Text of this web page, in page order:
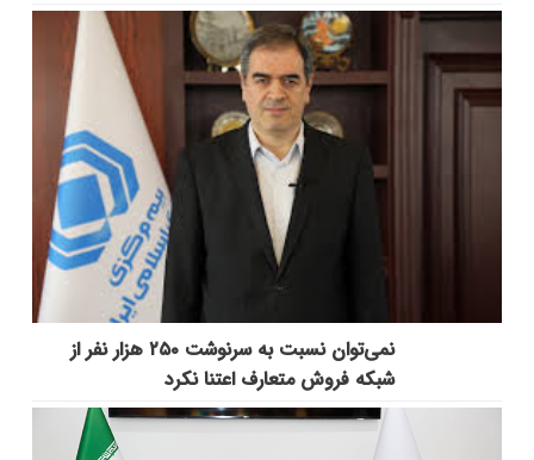
نمی‌توان نسبت به سرنوشت ۲۵۰ هزار نفر از
شبکه فروش متعارف اعتنا نکرد